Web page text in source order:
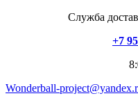
Служба
+7
Wonderball-